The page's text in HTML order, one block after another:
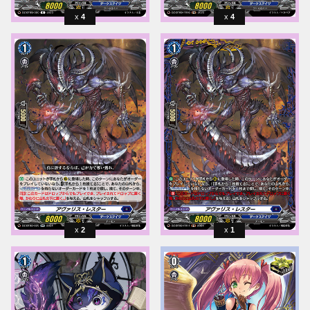
4 4
2 1